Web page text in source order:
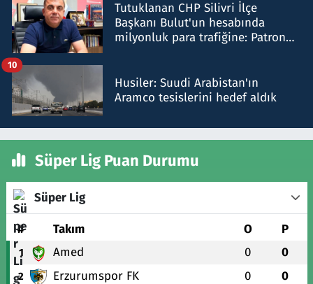
Tutuklanan CHP Silivri İlçe
Başkanı Bulut'un hesabında
milyonluk para trafiğine: Patron
Husiler: Suudi Arabistan'ın
Aramco tesislerini hedef aldık
10
Süper Lig Puan Durumu
Süper Lig
# Takım O P
1 Amed 0 0
2 Erzurumspor FK 0 0